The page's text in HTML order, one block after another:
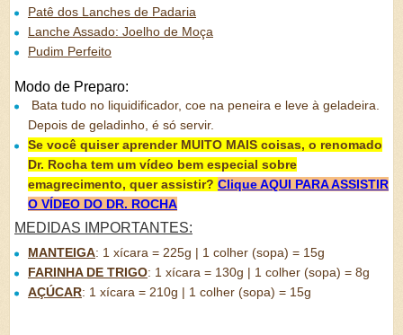
Patê dos Lanches de Padaria
Lanche Assado: Joelho de Moça
Pudim Perfeito
Modo de Preparo:
Bata tudo no liquidificador, coe na peneira e leve à geladeira.
Depois de geladinho, é só servir.
Se você quiser aprender MUITO MAIS coisas, o renomado
Dr. Rocha tem um vídeo bem especial sobre
emagrecimento, quer assistir? Clique AQUI PARA ASSISTIR
O VÍDEO DO DR. ROCHA
MEDIDAS IMPORTANTES:
MANTEIGA: 1 xícara = 225g | 1 colher (sopa) = 15g
FARINHA DE TRIGO: 1 xícara = 130g | 1 colher (sopa) = 8g
AÇÚCAR: 1 xícara = 210g | 1 colher (sopa) = 15g